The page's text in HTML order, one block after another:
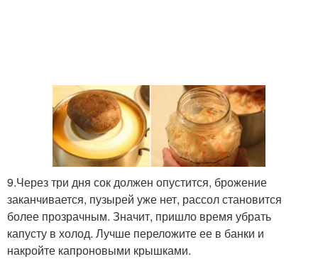
9.Через три дня сок должен опустится, брожение
заканчивается, пузырей уже нет, рассол становится
более прозрачным. Значит, пришло время убрать
капусту в холод. Лучше переложите ее в банки и
накройте капроновыми крышками.